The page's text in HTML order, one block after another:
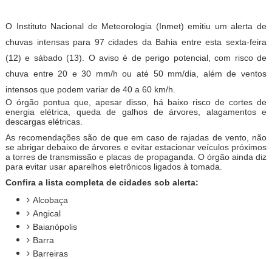
O Instituto Nacional de Meteorologia (Inmet) emitiu um alerta de
chuvas intensas para 97 cidades da Bahia entre esta sexta-feira
(12) e sábado (13). O aviso é de perigo potencial, com risco de
chuva entre 20 e 30 mm/h ou até 50 mm/dia, além de ventos
intensos que podem variar de 40 a 60 km/h.
O órgão pontua que, apesar disso, há baixo risco de cortes de
energia elétrica, queda de galhos de árvores, alagamentos e
descargas elétricas.
As recomendações são de que em caso de rajadas de vento, não
se abrigar debaixo de árvores e evitar estacionar veículos próximos
a torres de transmissão e placas de propaganda. O órgão ainda diz
para evitar usar aparelhos eletrônicos ligados à tomada.
Confira a lista completa de cidades sob alerta:
Alcobaça
Angical
Baianópolis
Barra
Barreiras